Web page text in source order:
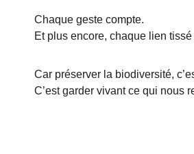
Chaque geste compte.
Et plus encore, chaque lien
Car préserver la biodiversité,
C’est garder vivant ce qui nous